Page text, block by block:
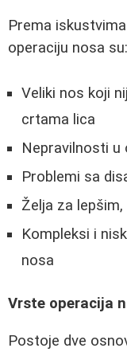
Prema
operaciju nosa su:
Veliki nos koji
crtama lica
Nepravilnosti u
Problemi sa
Želja za
Kompleksi i
nosa
Vrste operacija
Postoje dve